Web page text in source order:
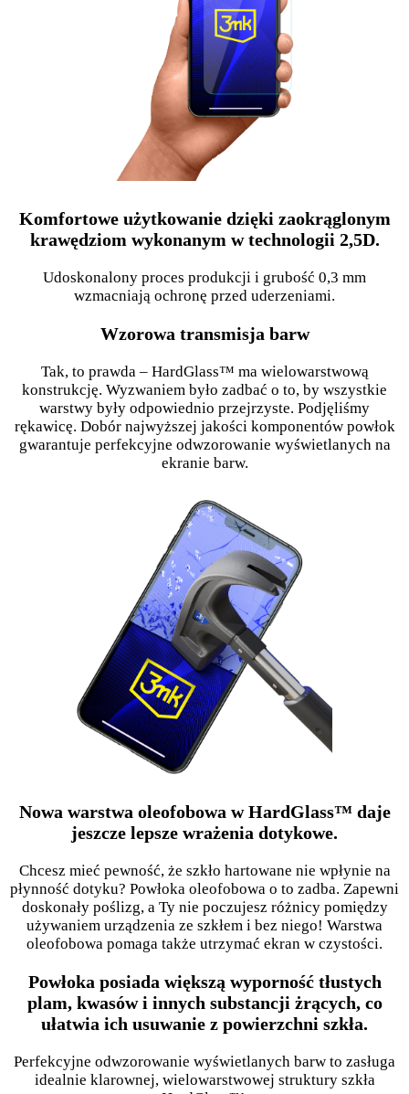
Komfortowe użytkowanie dzięki zaokrąglonym
krawędziom wykonanym w technologii 2,5D.
Udoskonalony proces produkcji i grubość 0,3 mm
wzmacniają ochronę przed uderzeniami.
Wzorowa transmisja barw
Tak, to prawda – HardGlass™ ma wielowarstwową
konstrukcję. Wyzwaniem było zadbać o to, by wszystkie
warstwy były odpowiednio przejrzyste. Podjęliśmy
rękawicę. Dobór najwyższej jakości komponentów powłok
gwarantuje perfekcyjne odwzorowanie wyświetlanych na
ekranie barw.
Nowa warstwa oleofobowa w HardGlass™ daje
jeszcze lepsze wrażenia dotykowe.
Chcesz mieć pewność, że szkło hartowane nie wpłynie na
płynność dotyku? Powłoka oleofobowa o to zadba. Zapewni
doskonały poślizg, a Ty nie poczujesz różnicy pomiędzy
używaniem urządzenia ze szkłem i bez niego! Warstwa
oleofobowa pomaga także utrzymać ekran w czystości.
Powłoka posiada większą wyporność tłustych
plam, kwasów i innych substancji żrących, co
ułatwia ich usuwanie z powierzchni szkła.
Perfekcyjne odwzorowanie wyświetlanych barw to zasługa
idealnie klarownej, wielowarstwowej struktury szkła